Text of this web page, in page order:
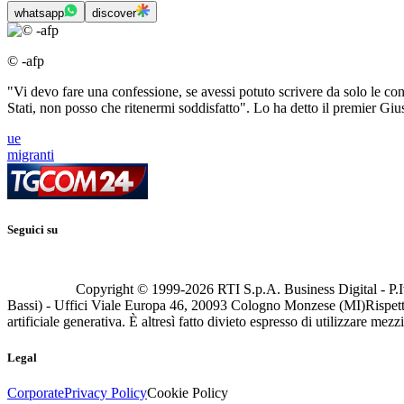
whatsapp discover
© -afp
"Vi devo fare una confessione, se avessi potuto scrivere da solo le
Stati, non posso che ritenermi soddisfatto". Lo ha detto il premier
ue
migranti
Seguici su
Copyright © 1999-2026 RTI S.p.A. Business Digital -
Bassi) - Uffici Viale Europa 46, 20093 Cologno Monzese (MI)
artificiale generativa. È altresì fatto divieto espresso di utilizzare
Legal
CorporatePrivacy PolicyCookie Policy